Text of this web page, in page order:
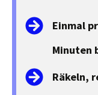
Einmal
Minuten
Räkeln,